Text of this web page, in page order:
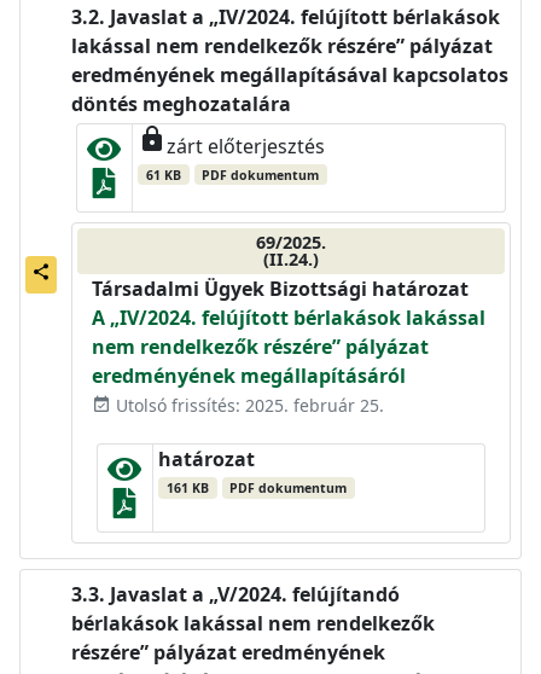
share
Javaslat a „IV/2024. felújított bérlakások
lakással nem rendelkezők részére” pályázat
eredményének megállapításával kapcsolatos
döntés meghozatalára
lockzárt előterjesztés
61 KB PDF dokumentum
69/2025.
(II.24.)
Társadalmi Ügyek Bizottsági határozat
A „IV/2024. felújított bérlakások lakással
nem rendelkezők részére” pályázat
eredményének megállapításáról
event_available Utolsó frissítés: 2025. február 25.
határozat
161 KB PDF dokumentum
Javaslat a „V/2024. felújítandó
bérlakások lakással nem rendelkezők
részére” pályázat eredményének